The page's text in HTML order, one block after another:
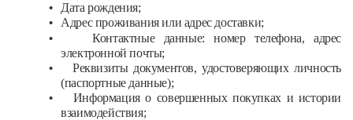
•
Дата рождения;
•
Адрес проживания или адрес доставки;
•
Контактные данные: номер телефона, адрес
электронной почты;
•
Реквизиты документов, удостоверяющих личность
(паспортные данные);
•
Информация о совершенных покупках и истории
взаимодействия;